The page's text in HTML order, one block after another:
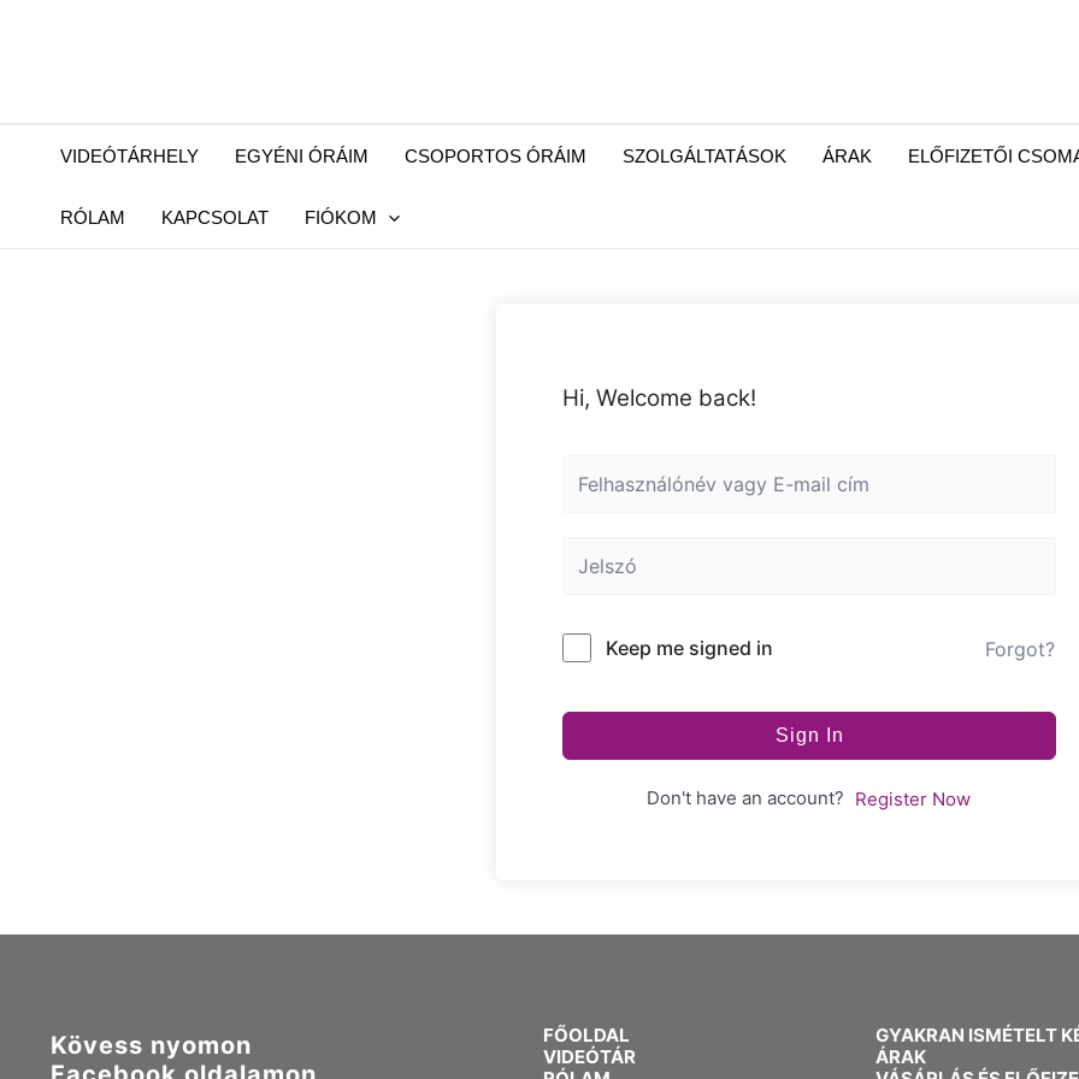
VIDEÓTÁRHELY EGYÉNI ÓRÁIM CSOPORTOS ÓRÁIM SZOLGÁLTATÁSOK ÁRAK ELŐFIZETŐI
RÓLAM KAPCSOLAT FIÓKOM
Hi, Welcome back!
Keep me signed in Forgot?
Sign In
Don't have an account? Register Now
Kövess nyomon
FŐOLDAL
VIDEÓTÁR
GYAKRAN ISMÉTELT
ÁRAK